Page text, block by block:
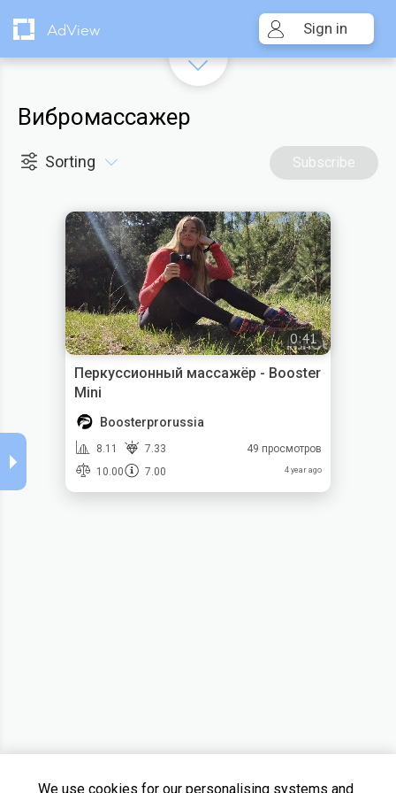
AdView Sign in
Вибромассажер
Sorting Subscribe
0:41
Перкуссионный массажёр - Booster
Mini
Boosterprorussia
8.11
7.33
10.00
7.00
49 просмотров
4 year ago
We use cookies for our personalising systems and